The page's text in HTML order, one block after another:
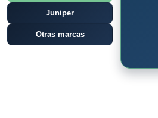
Juniper
Otras marcas